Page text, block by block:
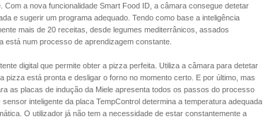
Com a nova funcionalidade Smart Food ID, a câmara consegue detetar
e sugerir um programa adequado. Tendo como base a inteligência
mais de 20 receitas, desde legumes mediterrânicos, assados
está num processo de aprendizagem constante.
digital que permite obter a pizza perfeita. Utiliza a câmara para detetar
pizza está pronta e desligar o forno no momento certo. E por último, mas
as placas de indução da Miele apresenta todos os passos do processo
inteligente da placa TempControl determina a temperatura adequada
O utilizador já não tem a necessidade de estar constantemente a